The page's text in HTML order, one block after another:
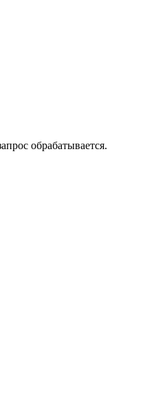
обрабатывается.